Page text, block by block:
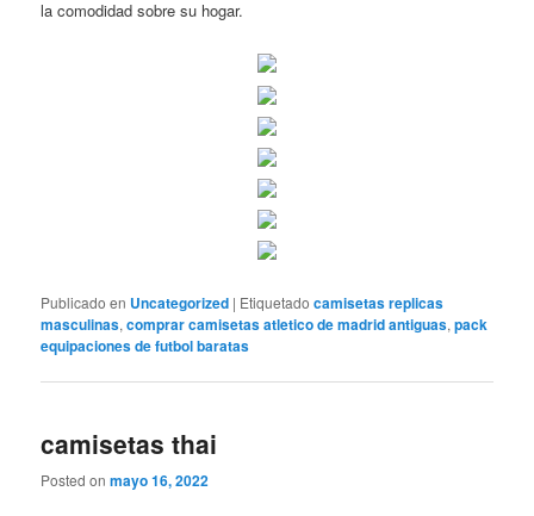
la comodidad sobre su hogar.
Publicado en Uncategorized | Etiquetado camisetas replicas
masculinas,comprar camisetas atletico de madrid antiguas,pack
equipaciones de futbol baratas
camisetas thai
Posted onmayo 16, 2022